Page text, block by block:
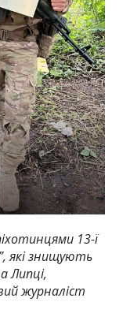
13-ї
які знищують
Липці,
журналіст